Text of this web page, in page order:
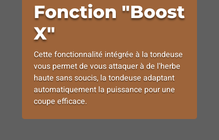
Fonction "Boost
X"
Cette fonctionnalité intégrée à la tondeuse
vous permet de vous attaquer à de l'herbe
haute sans soucis, la tondeuse adaptant
automatiquement la puissance pour une
coupe efficace.